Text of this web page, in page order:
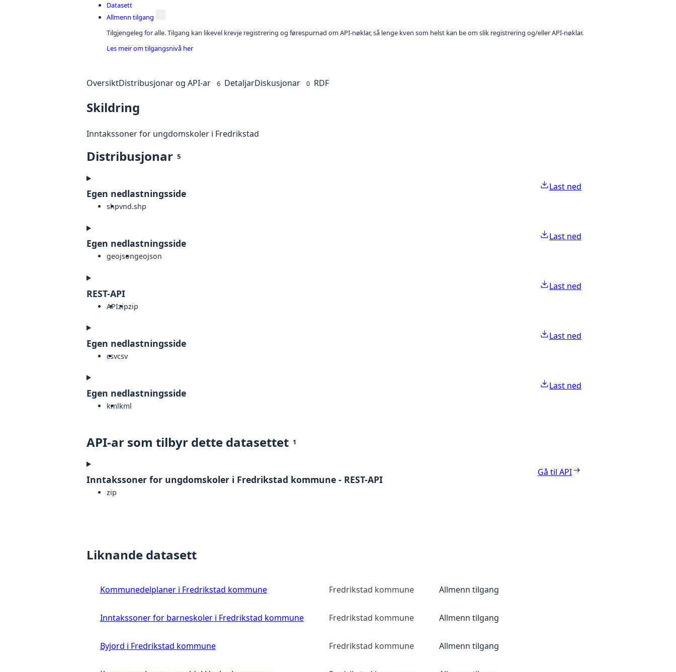
Datasett
Allmenn tilgang
Tilgjengeleg for alle. Tilgang kan likevel krevje registrering og førespurnad om API-nøklar, så lenge kven som helst kan be om slik registrering og/eller API-nøklar.
Les meir om tilgangsnivå her
OversiktDistribusjonar og API-ar 6 DetaljarDiskusjonar 0 RDF
Skildring
Inntakssoner for ungdomskoler i Fredrikstad
Distribusjonar 5
Egen nedlastningsside
shpvnd.shp
Last ned
Egen nedlastningsside
geojsongeojson
Last ned
REST-API
APIzipzip
Last ned
Egen nedlastningsside
csvcsv
Last ned
Egen nedlastningsside
kmlkml
Last ned
API-ar som tilbyr dette datasettet 1
Inntakssoner for ungdomskoler i Fredrikstad kommune - REST-API
zip
Gå til API
Liknande datasett
Kommunedelplaner i Fredrikstad kommune Fredrikstad kommune Allmenn tilgang
Inntakssoner for barneskoler i Fredrikstad kommune Fredrikstad kommune Allmenn tilgang
Byjord i Fredrikstad kommune Fredrikstad kommune Allmenn tilgang